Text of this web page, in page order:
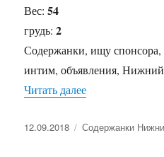
Вес:54
грудь:2
Содержанки, ищу спонсора,
интим, объявления,
Читать далее
Опубликовано
12.09.2018 Рубрики
Содержанки